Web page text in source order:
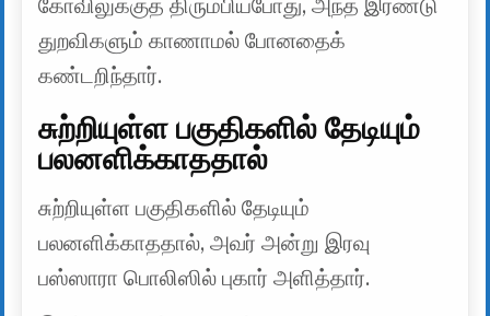
கோவிலுக்குத் திரும்பியபோது, ​​அந்த இரண்டு
துறவிகளும் காணாமல் போனதைக்
கண்டறிந்தார்.
சுற்றியுள்ள பகுதிகளில் தேடியும்
பலனளிக்காததால்
சுற்றியுள்ள பகுதிகளில் தேடியும்
பலனளிக்காததால், அவர் அன்று இரவு
பஸ்ஸாரா பொலிஸில் புகார் அளித்தார்.